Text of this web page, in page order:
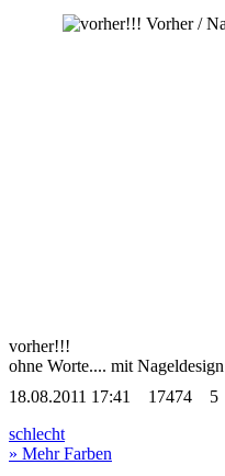
vorher!!!
ohne Worte.... mit Nageldesign
18.08.2011 17:41
17474
5
schlecht
» Mehr Farben